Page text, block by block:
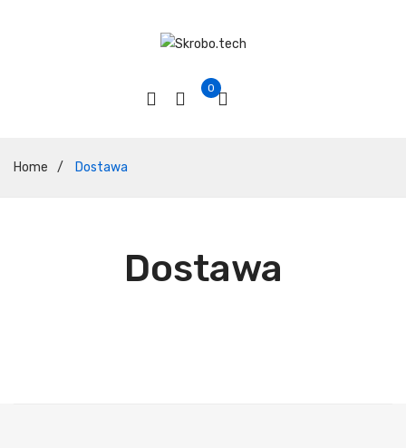
0
Home / Dostawa
Dostawa